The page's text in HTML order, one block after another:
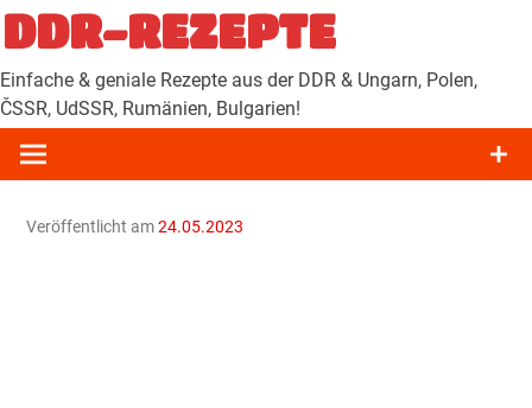
Zum
Inhalt
springen
DDR-REZEPTE
Einfache & geniale Rezepte aus der DDR & Ungarn, Polen,
ČSSR, UdSSR, Rumänien, Bulgarien!
Veröffentlicht am24.05.2023